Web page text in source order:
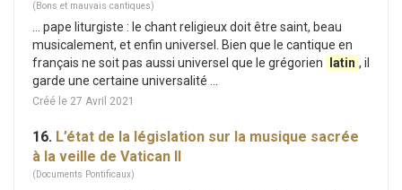
(Bons et mauvais cantiques)
... pape liturgiste : le chant religieux doit être saint, beau
musicalement, et enfin universel. Bien que le cantique en
français ne soit pas aussi universel que le grégorien
latin , il
garde une certaine universalité ...
Créé le 27 Avril 2021
16. L’état de la législation sur la musique sacrée
à la veille de Vatican II
(Documents Pontificaux)